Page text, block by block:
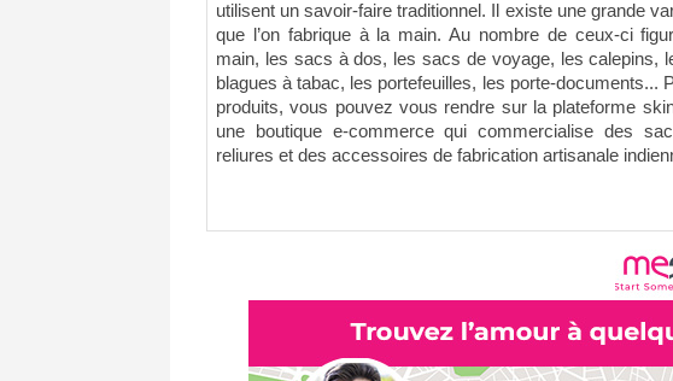
utilisent un savoir-faire traditionnel. Il existe une grande
que l’on fabrique à la main. Au nombre de ceux-ci
main, les sacs à dos, les sacs de voyage, les calepins,
blagues à tabac, les portefeuilles, les porte-documents...
produits, vous pouvez vous rendre sur la plateforme
une boutique e-commerce qui commercialise des
reliures et des accessoires de fabrication artisanale